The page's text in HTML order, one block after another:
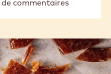
de commentaires